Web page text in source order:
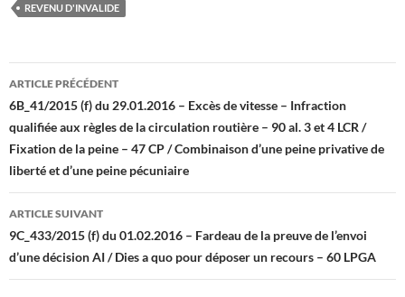
REVENU D'INVALIDE
Navigation
des
articles
ARTICLE PRÉCÉDENT
6B_41/2015 (f) du 29.01.2016 – Excès de vitesse – Infraction
qualifiée aux règles de la circulation routière – 90 al. 3 et 4 LCR /
Fixation de la peine – 47 CP / Combinaison d’une peine privative de
liberté et d’une peine pécuniaire
ARTICLE SUIVANT
9C_433/2015 (f) du 01.02.2016 – Fardeau de la preuve de l’envoi
d’une décision AI / Dies a quo pour déposer un recours – 60 LPGA